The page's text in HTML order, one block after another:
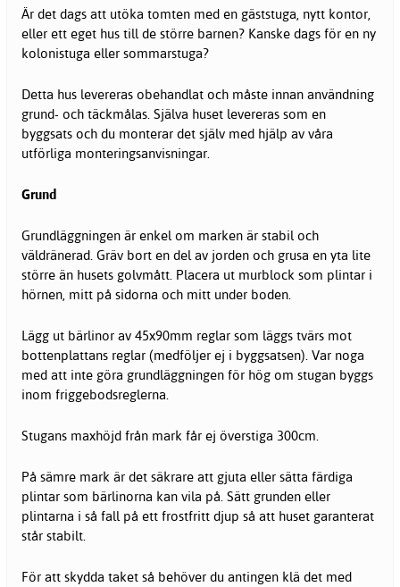
Är det dags att utöka tomten med en gäststuga, nytt kontor,
eller ett eget hus till de större barnen? Kanske dags för en ny
kolonistuga eller sommarstuga?
Detta hus levereras obehandlat och måste innan användning
grund- och täckmålas. Själva huset levereras som en
byggsats och du monterar det själv med hjälp av våra
utförliga monteringsanvisningar.
Grund
Grundläggningen är enkel om marken är stabil och
väldränerad. Gräv bort en del av jorden och grusa en yta lite
större än husets golvmått. Placera ut murblock som plintar i
hörnen, mitt på sidorna och mitt under boden.
Lägg ut bärlinor av 45x90mm reglar som läggs tvärs mot
bottenplattans reglar (medföljer ej i byggsatsen). Var noga
med att inte göra grundläggningen för hög om stugan byggs
inom friggebodsreglerna.
Stugans maxhöjd från mark får ej överstiga 300cm.
På sämre mark är det säkrare att gjuta eller sätta färdiga
plintar som bärlinorna kan vila på. Sätt grunden eller
plintarna i så fall på ett frostfritt djup så att huset garanterat
står stabilt.
För att skydda taket så behöver du antingen klä det med